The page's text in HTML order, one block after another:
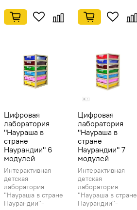
Цифровая
лаборатория
"Наураша в
стране
Наурандии" 6
модулей
Интерактивная
детская
лаборатория
"Наураша в стране
Наурандии"-
Цифровая
лаборатория
"Наураша в
стране
Наурандии" 7
модулей
Интерактивная
детская
лаборатория
"Наураша в стране
Наурандии"-